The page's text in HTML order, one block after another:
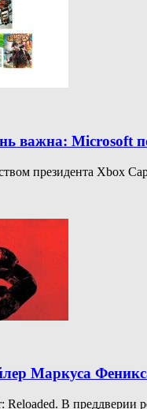
важна: Microsoft
президента Xbox
Маркуса
Reloaded. В